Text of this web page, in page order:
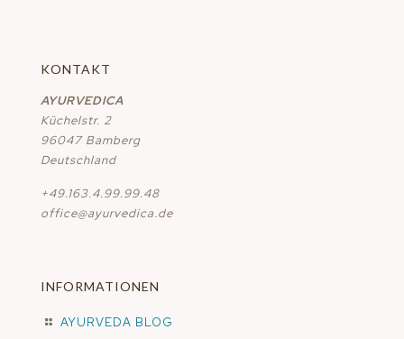
KONTAKT
AYURVEDICA
Küchelstr. 2
96047 Bamberg
Deutschland
+49.163.4.99.99.48
office@ayurvedica.de
INFORMATIONEN
AYURVEDA BLOG